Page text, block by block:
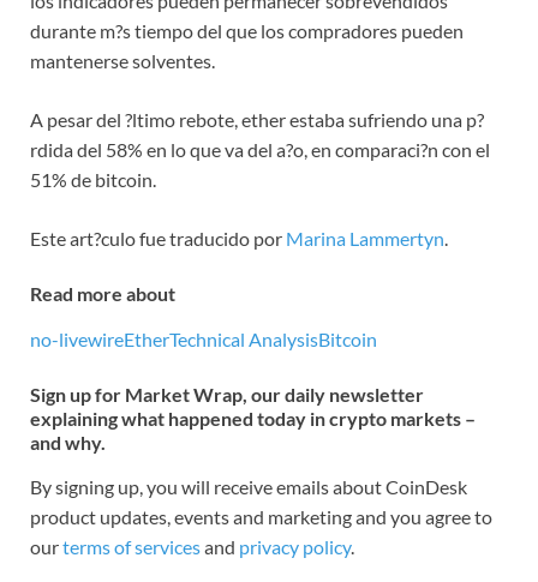
durante m?s tiempo del que los compradores pueden
mantenerse solventes.
A pesar del ?ltimo rebote, ether estaba sufriendo una p?
rdida del 58% en lo que va del a?o, en comparaci?n con el
51% de bitcoin.
Este art?culo fue traducido por Marina Lammertyn.
Read more about
no-livewireEtherTechnical AnalysisBitcoin
Sign up for Market Wrap, our daily newsletter
explaining what happened today in crypto markets –
and why.
By signing up, you will receive emails about CoinDesk
product updates, events and marketing and you agree to
ourterms of servicesand privacy policy.